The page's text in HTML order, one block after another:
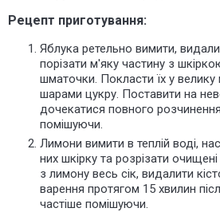
Рецепт приготування:
Яблука ретельно вимити,
порізати м'яку частину з
шматочки. Покласти їх у
шарами цукру. Поставити на
дочекатися повного
помішуючи.
Лимони вимити в теплій воді,
них шкірку та розрізати
з лимону весь сік, видалити
варення протягом 15 хвилин
частіше помішуючи.